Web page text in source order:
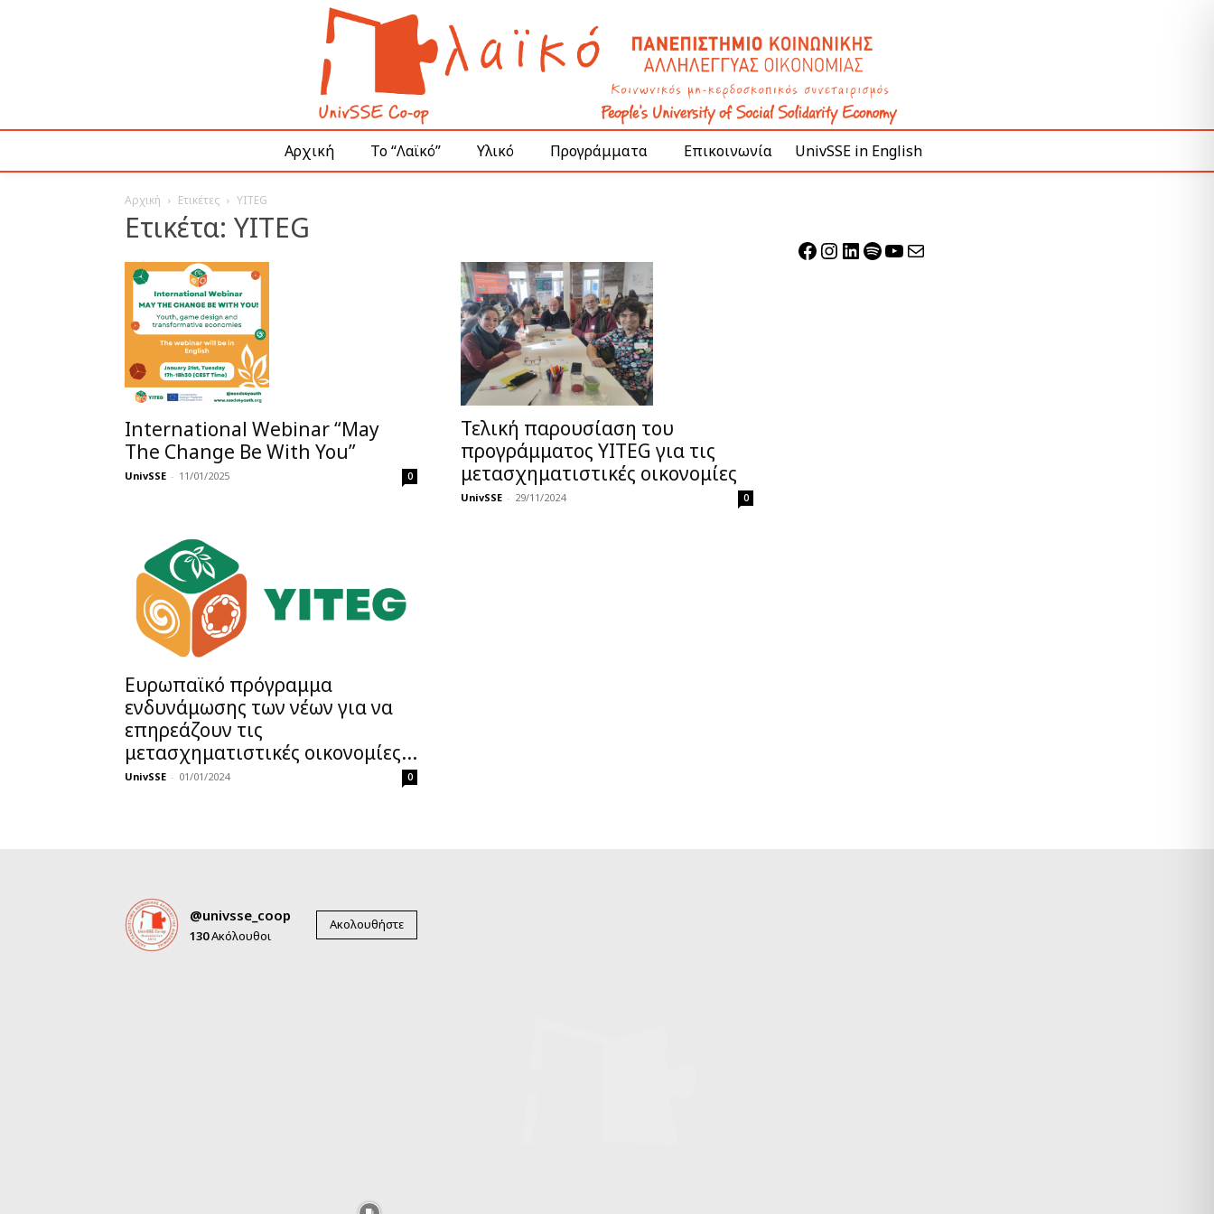
Αρχική Το “Λαϊκό” Υλικό Προγράμματα Επικοινωνία UnivSSE in English
Αρχική Ετικέτες YITEG
Ετικέτα: YITEG
International Webinar “May
The Change Be With You”
UnivSSE - 11/01/2025 0
Τελική παρουσίαση του
προγράμματος YITEG για τις
μετασχηματιστικές οικονομίες
UnivSSE - 29/11/2024 0
Ευρωπαϊκό πρόγραμμα
ενδυνάμωσης των νέων για να
επηρεάζουν τις
μετασχηματιστικές οικονομίες...
UnivSSE - 01/01/2024 0
Facebook
Instagram
Linkedin
Spotify
YouTube
Mail
@univsse_coop
130Ακόλουθοι
Ακολουθήστε